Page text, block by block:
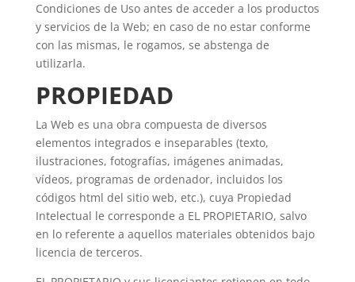
Condiciones de Uso antes de acceder a los productos
y servicios de la Web; en caso de no estar conforme
con las mismas, le rogamos, se abstenga de
utilizarla.
PROPIEDAD
La Web es una obra compuesta de diversos
elementos integrados e inseparables (texto,
ilustraciones, fotografías, imágenes animadas,
vídeos, programas de ordenador, incluidos los
códigos html del sitio web, etc.), cuya Propiedad
Intelectual le corresponde a EL PROPIETARIO, salvo
en lo referente a aquellos materiales obtenidos bajo
licencia de terceros.